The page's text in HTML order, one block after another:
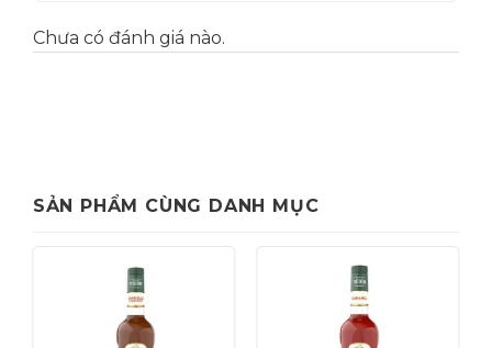
Chưa có đánh giá nào.
SẢN PHẨM CÙNG DANH MỤC